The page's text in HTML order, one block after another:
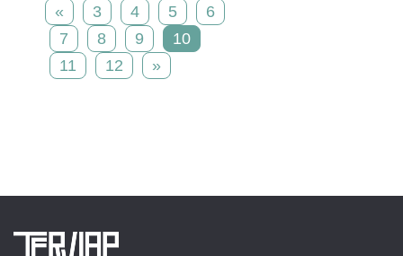
« 3 4 5
6
7
8 9
10
11
12 »